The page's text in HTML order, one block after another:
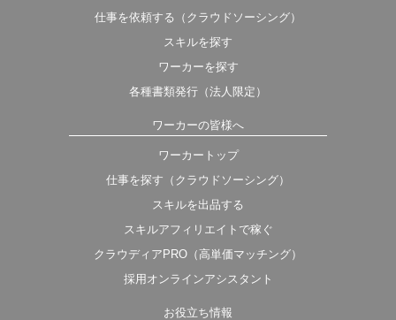
仕事を依頼する（クラウドソーシング）
スキルを探す
ワーカーを探す
各種書類発行（法人限定）
ワーカーの皆様へ
ワーカートップ
仕事を探す（クラウドソーシング）
スキルを出品する
スキルアフィリエイトで稼ぐ
クラウディアPRO（高単価マッチング）
採用オンラインアシスタント
お役立ち情報